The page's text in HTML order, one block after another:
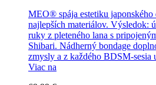
MEO® spája estetiku japonského
najlepších materiálov. Výsledok:
ruky z pleteného lana s
Shibari. Nádherný bondage
zmysly a z každého BDSM-
Viac na